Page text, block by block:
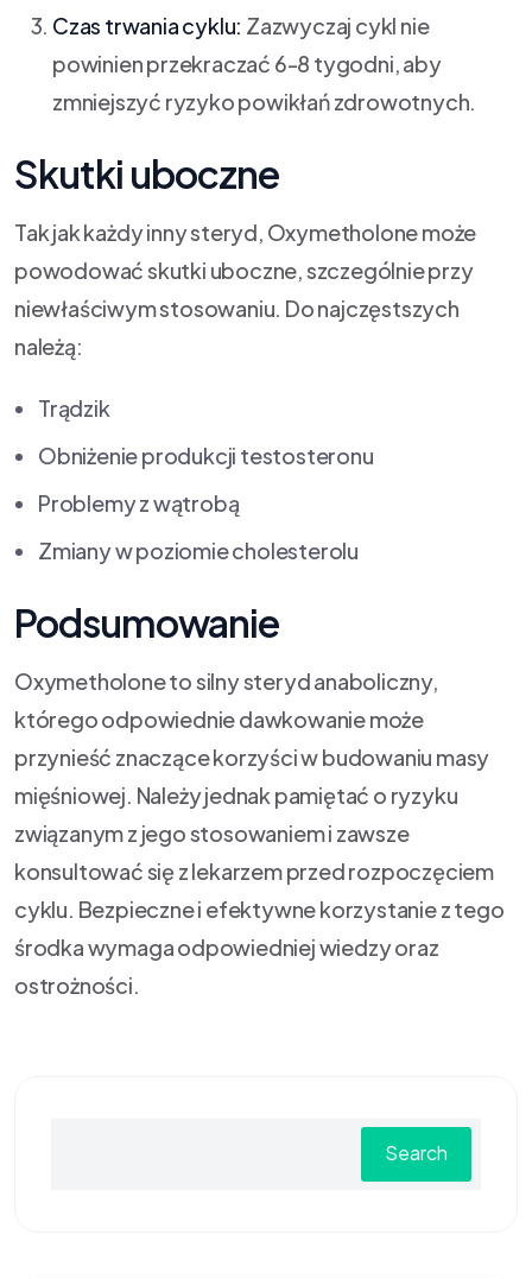
Czas trwania cyklu: Zazwyczaj cykl nie
powinien przekraczać 6-8 tygodni, aby
zmniejszyć ryzyko powikłań zdrowotnych.
Skutki uboczne
Tak jak każdy inny steryd, Oxymetholone może
powodować skutki uboczne, szczególnie przy
niewłaściwym stosowaniu. Do najczęstszych
należą:
Trądzik
Obniżenie produkcji testosteronu
Problemy z wątrobą
Zmiany w poziomie cholesterolu
Podsumowanie
Oxymetholone to silny steryd anaboliczny,
którego odpowiednie dawkowanie może
przynieść znaczące korzyści w budowaniu masy
mięśniowej. Należy jednak pamiętać o ryzyku
związanym z jego stosowaniem i zawsze
konsultować się z lekarzem przed rozpoczęciem
cyklu. Bezpieczne i efektywne korzystanie z tego
środka wymaga odpowiedniej wiedzy oraz
ostrożności.
Search